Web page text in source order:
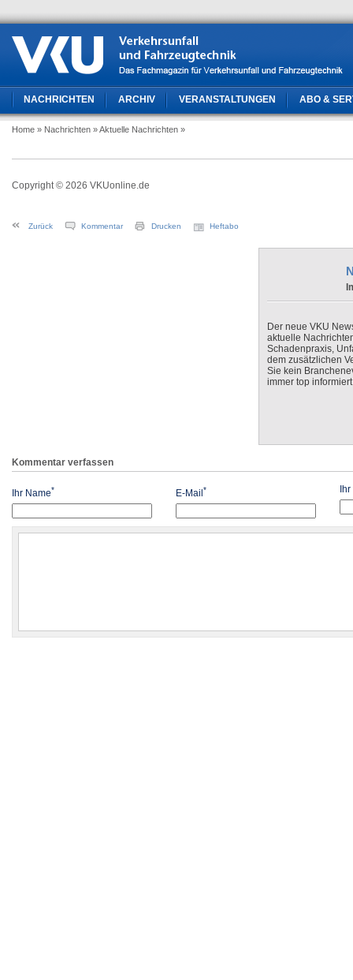
NACHRICHTEN ARCHIV VERANSTALTUNGEN ABO &
Home » Nachrichten » Aktuelle Nachrichten »
Copyright © 2026 VKUonline.de
Zurück Kommentar Drucken Heftabo
Der neue VKU
aktuelle
Schadenpraxis,
dem zusätzlichen
Sie kein
immer top
Kommentar verfassen
Ihr Name* E-Mail *